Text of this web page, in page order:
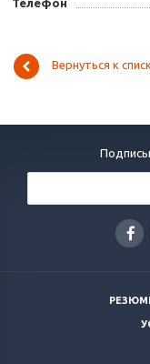
Телефон
Вернуться к